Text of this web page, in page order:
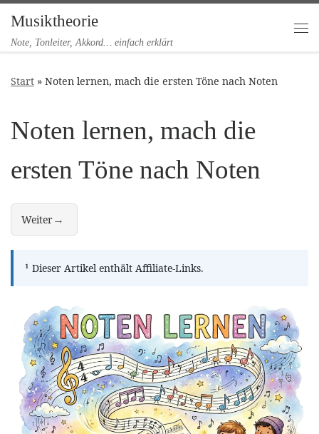
Zum Inhalt springen
Musiktheorie
Note, Tonleiter, Akkord… einfach erklärt
Start » Noten lernen, mach die ersten Töne nach Noten
Noten lernen, mach die
ersten Töne nach Noten
Weiter
Die Note und das Notensystem
→
¹ Dieser Artikel enthält Affiliate-Links.